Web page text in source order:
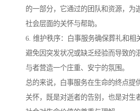
的一部分，它通过的团队和资源，为
社会层面的关怀与帮助。
6. 维护秩序：白事服务确保葬礼和相
避免因突发状况或缺乏经验而导致的
与者营造一个庄重、安宁的氛围。
总的来说，白事服务在生命的终点提
关怀，既是对逝者的告别，也是对生